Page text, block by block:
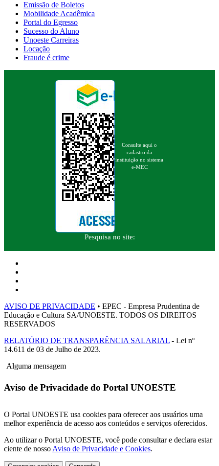
Emissão de Boletos
Mobilidade Acadêmica
Portal do Egresso
Sucesso do Aluno
Unoeste Carreiras
Locação
Fraude é crime
Consulte aqui o
cadastro da
instituição no sistema
e-MEC
Pesquisa no site:
AVISO DE PRIVACIDADE • EPEC - Empresa Prudentina de
Educação e Cultura SA/UNOESTE. TODOS OS DIREITOS
RESERVADOS
RELATÓRIO DE TRANSPARÊNCIA SALARIAL - Lei nº
14.611 de 03 de Julho de 2023.
Alguma mensagem
Aviso de Privacidade do Portal UNOESTE
O Portal UNOESTE usa cookies para oferecer aos usuários uma
melhor experiência de acesso aos conteúdos e serviços oferecidos.
Ao utilizar o Portal UNOESTE, você pode consultar e declara estar
ciente de nosso Aviso de Privacidade e Cookies.